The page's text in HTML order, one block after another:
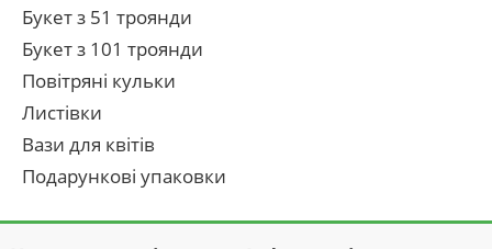
Букет з 51 троянди
Букет з 101 троянди
Повітряні кульки
Листівки
Вази для квітів
Подарункові упаковки